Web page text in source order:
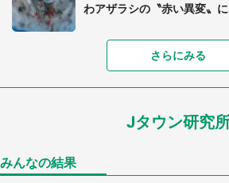
わアザラシの〝赤い異変〟
「落ち着いて食べられない
食事中、じっとできない幼
が...（東京都・40代男性）
「孫にあげると思って、あ
さらにみる
Jタウン研究
みんなの結果